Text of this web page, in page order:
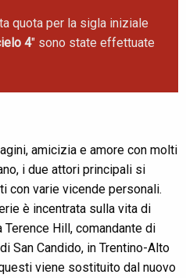
quota per la sigla iniziale
4" sono state effettuate
amicizia e amore con molti
i due attori principali si
con varie vicende personali.
è incentrata sulla vita di
Hill, comandante di
San Candido, in Trentino-Alto
viene sostituito dal nuovo